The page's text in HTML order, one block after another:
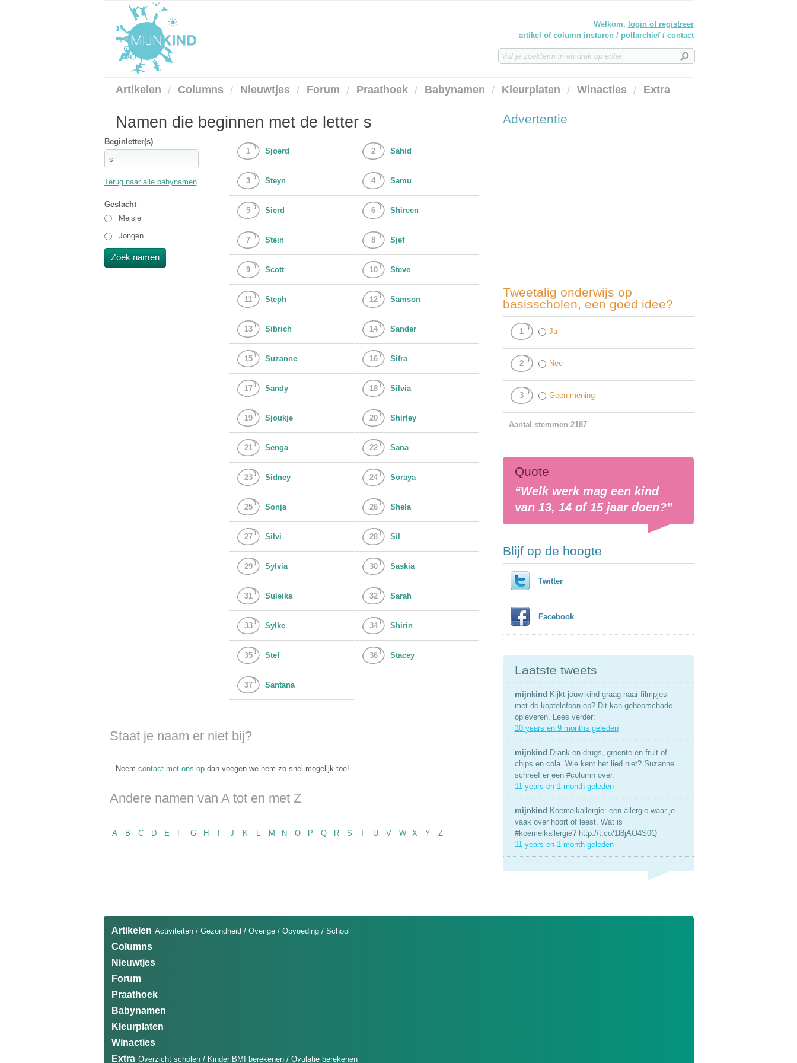
Welkom, login of registreer
artikel of column insturen / pollarchief/ contact
Artikelen Columns Nieuwtjes Forum Praathoek Babynamen Kleurplaten Winacties Extra
Namen die beginnen met de letter s
Beginletter(s)
Terug naar alle babynamen
Geslacht
Meisje
Jongen
1 Sjoerd
3 Steyn
5 Sierd
7 Stein
9 Scott
11 Steph
13 Sibrich
15 Suzanne
17 Sandy
19 Sjoukje
21 Senga
23 Sidney
25 Sonja
27 Silvi
29 Sylvia
31 Suleika
33 Sylke
35 Stef
37 Santana
2 Sahid
4 Samu
6 Shireen
8 Sjef
10 Steve
12 Samson
14 Sander
16 Sifra
18 Silvia
20 Shirley
22 Sana
24 Soraya
26 Shela
28 Sil
30 Saskia
32 Sarah
34 Shirin
36 Stacey
Staat je naam er niet bij?
Neem contact met ons opdan voegen we hem zo snel mogelijk toe!
Andere namen van A tot en met Z
A B C D E F G H J K L M N O P Q R S T U V W X Y Z
Advertentie
Tweetalig onderwijs op
basisscholen, een goed idee?
1 Ja
2 Nee
3 Geen mening
Aantal stemmen 2187
Quote
“Welk werk mag een kind
van 13, 14 of 15 jaar doen?”
Blijf op de hoogte
Twitter
Facebook
Laatste tweets
mijnkind Kijkt jouw kind graag naar filmpjes
met de koptelefoon op? Dit kan gehoorschade
opleveren. Lees verder:
10 years en 9 months geleden
mijnkind Drank en drugs, groente en fruit of
chips en cola. Wie kent het lied niet? Suzanne
schreef er een #column over.
11 years en 1 month geleden
mijnkind Koemelkallergie: een allergie waar je
vaak over hoort of leest. Wat is
#koemelkallergie? http://t.co/1l8jAO4S0Q
11 years en 1 month geleden
Artikelen Activiteiten/ Gezondheid/ Overige/ Opvoeding/ School
Columns
Nieuwtjes
Forum
Praathoek
Babynamen
Kleurplaten
Winacties
Extra Overzicht scholen/ Kinder BMI berekenen/ Ovulatie berekenen